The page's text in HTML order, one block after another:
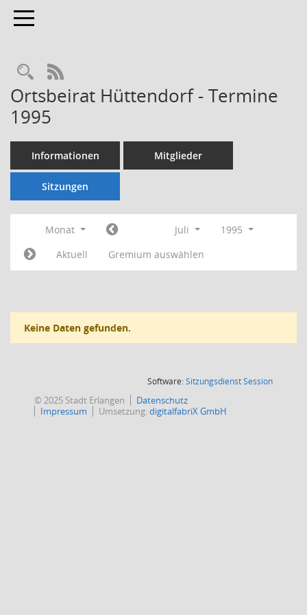
Toggle navigation
Rechercheauswahl
RSS-Feed
Ortsbeirat Hüttendorf - Termine
1995
Informationen Mitglieder
Sitzungen
Monat Juli
1995
Aktuell
Gremium auswählen
Keine Daten gefunden.
Software:SitzungsdienstSession(Wird in
© 2025 Stadt Erlangen
Datenschutz
Impressum
Umsetzung:digitalfabriX GmbH